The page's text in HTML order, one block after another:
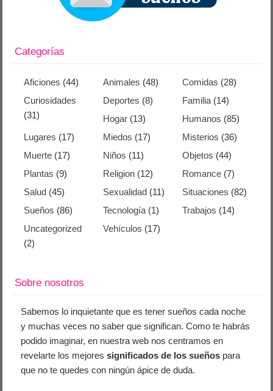
Categorías
Aficiones (44) Animales (48) Comidas (28)
Curiosidades
(31)
Deportes (8) Familia(14)
Hogar (13) Humanos (85)
Lugares (17) Miedos (17) Misterios (36)
Muerte (17) Niños (11) Objetos (44)
Plantas (9) Religion (12) Romance(7)
Salud (45) Sexualidad (11) Situaciones (82)
Sueños (86) Tecnología (1) Trabajos (14)
Uncategorized
(2)
Vehículos (17)
Sobre nosotros
Sabemos lo inquietante que es tener sueños cada noche
y muchas veces no saber que significan. Como te habrás
podido imaginar, en nuestra web nos centramos en
revelarte los mejoressignificados de los sueños para
que no te quedes con ningún ápice de duda.